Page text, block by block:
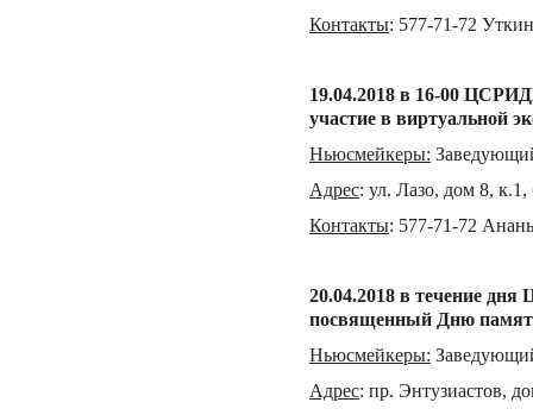
Контакты: 577-71-72
19.04.2018 в 16-00
участие в виртуальной
Ньюсмейкеры:
Адрес: ул. Лазо, дом 8, к.1,
Контакты: 577-71-72
20.04.2018 в течение
посвященный Дню
Ньюсмейкеры:
Адрес: пр. Энтузиастов, д